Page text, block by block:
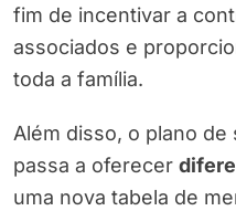
fim de incentivar a
associados e
toda a família.
Além disso, o plano
passa a oferecer
uma nova tabela de